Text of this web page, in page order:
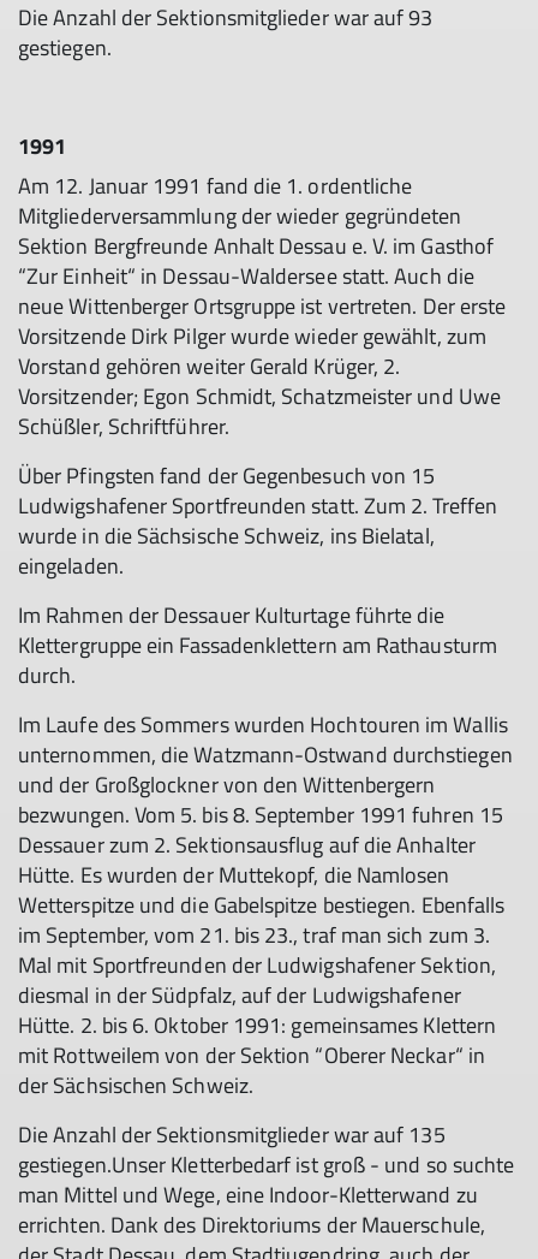
Die Anzahl der Sektionsmitglieder war auf 93
gestiegen.
1991
Am 12. Januar 1991 fand die 1. ordentliche
Mitgliederversammlung der wieder gegründeten
Sektion Bergfreunde Anhalt Dessau e. V. im Gasthof
“Zur Einheit“ in Dessau-Waldersee statt. Auch die
neue Wittenberger Ortsgruppe ist vertreten. Der erste
Vorsitzende Dirk Pilger wurde wieder gewählt, zum
Vorstand gehören weiter Gerald Krüger, 2.
Vorsitzender; Egon Schmidt, Schatzmeister und Uwe
Schüßler, Schriftführer.
Über Pfingsten fand der Gegenbesuch von 15
Ludwigshafener Sportfreunden statt. Zum 2. Treffen
wurde in die Sächsische Schweiz, ins Bielatal,
eingeladen.
Im Rahmen der Dessauer Kulturtage führte die
Klettergruppe ein Fassadenklettern am Rathausturm
durch.
Im Laufe des Sommers wurden Hochtouren im Wallis
unternommen, die Watzmann-Ostwand durchstiegen
und der Großglockner von den Wittenbergern
bezwungen. Vom 5. bis 8. September 1991 fuhren 15
Dessauer zum 2. Sektionsausflug auf die Anhalter
Hütte. Es wurden der Muttekopf, die Namlosen
Wetterspitze und die Gabelspitze bestiegen. Ebenfalls
im September, vom 21. bis 23., traf man sich zum 3.
Mal mit Sportfreunden der Ludwigshafener Sektion,
diesmal in der Südpfalz, auf der Ludwigshafener
Hütte. 2. bis 6. Oktober 1991: gemeinsames Klettern
mit Rottweilem von der Sektion “Oberer Neckar“ in
der Sächsischen Schweiz.
Die Anzahl der Sektionsmitglieder war auf 135
gestiegen.Unser Kletterbedarf ist groß - und so suchte
man Mittel und Wege, eine Indoor-Kletterwand zu
errichten. Dank des Direktoriums der Mauerschule,